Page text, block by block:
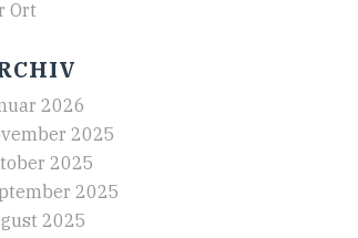
Ort
2026
2025
2025
2025
2025